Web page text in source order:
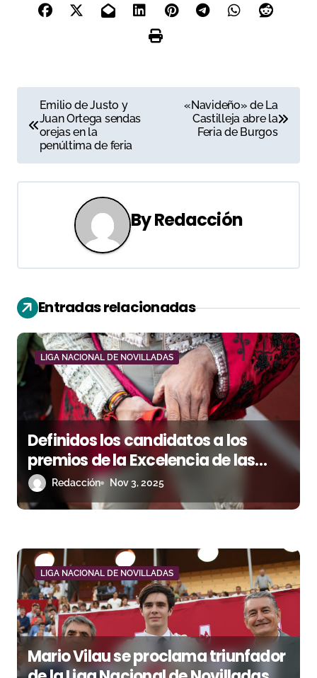
a
v
e
c
i
ó
n
d
e
e
n
t
a
d
a
s
Emilio de Justo y
Juan Ortega sendas
orejas en la
penúltima de feria
«Navideño» de La
Castilleja abre la
Feria de Burgos
ByRedacción
Entradas relacionadas
LIGA NACIONAL DE NOVILLADAS
Definidos los candidatos a los
premios de la Excelencia de las
Cuadrillas de la Liga Nacional de
Novilladas 2025
Redacción Nov 3, 2025
LIGA NACIONAL DE NOVILLADAS
Mario Vilau se proclama triunfador